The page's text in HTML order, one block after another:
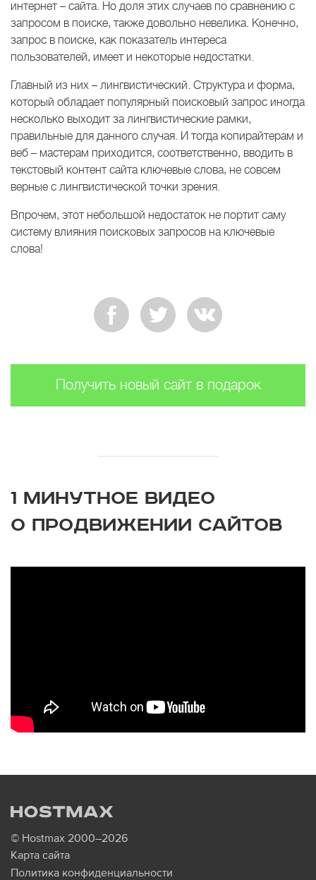
интернет – сайта. Но доля этих случаев по сравнению с
запросом в поиске, также довольно невелика. Конечно,
запрос в поиске, как показатель интереса
пользователей, имеет и некоторые недостатки.
Главный из них – лингвистический. Структура и форма,
который обладает популярный поисковый запрос иногда
несколько выходит за лингвистические рамки,
правильные для данного случая. И тогда копирайтерам и
веб – мастерам приходится, соответственно, вводить в
текстовый контент сайта ключевые слова, не совсем
верные с лингвистической точки зрения.
Впрочем, этот небольшой недостаток не портит саму
систему влияния поисковых запросов на ключевые
слова!
Получить новый сайт в подарок
1 МИНУТНОЕ ВИДЕО
О ПРОДВИЖЕНИИ САЙТОВ
© Hostmax 2000–2026
Карта сайта
Политика конфиденциальности